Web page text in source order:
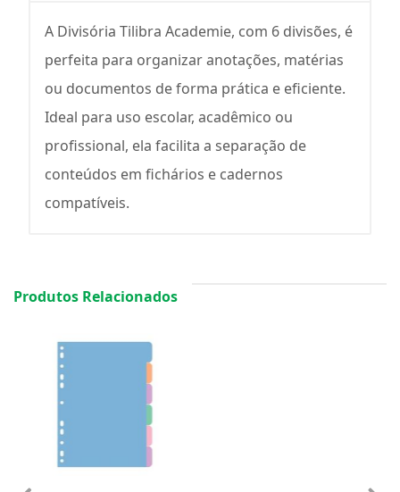
A Divisória Tilibra Academie, com 6 divisões, é
perfeita para organizar anotações, matérias
ou documentos de forma prática e eficiente.
Ideal para uso escolar, acadêmico ou
profissional, ela facilita a separação de
conteúdos em fichários e cadernos
compatíveis.
Produtos Relacionados